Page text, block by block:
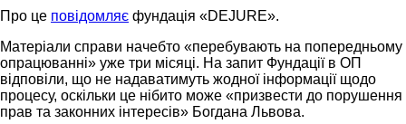
Про це повідомляє фундація «DEJURE».
Матеріали справи начебто «перебувають на попередньому
опрацюванні» уже три місяці. На запит Фундації в ОП
відповіли, що не надаватимуть жодної інформації щодо
процесу, оскільки це нібито може «призвести до порушення
прав та законних інтересів» Богдана Львова.